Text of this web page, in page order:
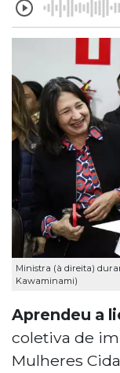
Ministra (à direita)
Kawaminami)
Aprendeu a
coletiva de
Mulheres